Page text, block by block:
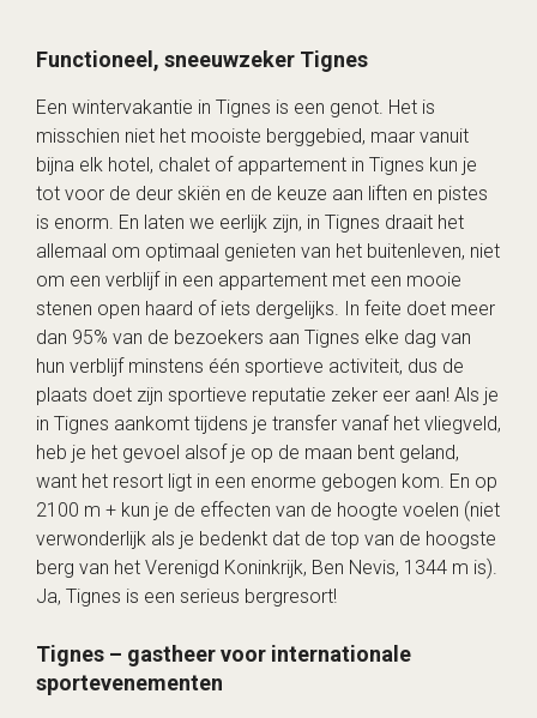
Functioneel, sneeuwzeker Tignes
Een wintervakantie in Tignes is een genot. Het is
misschien niet het mooiste berggebied, maar vanuit
bijna elk hotel, chalet of appartement in Tignes kun je
tot voor de deur skiën en de keuze aan liften en pistes
is enorm. En laten we eerlijk zijn, in Tignes draait het
allemaal om optimaal genieten van het buitenleven, niet
om een verblijf in een appartement met een mooie
stenen open haard of iets dergelijks. In feite doet meer
dan 95% van de bezoekers aan Tignes elke dag van
hun verblijf minstens één sportieve activiteit, dus de
plaats doet zijn sportieve reputatie zeker eer aan! Als je
in Tignes aankomt tijdens je transfer vanaf het vliegveld,
heb je het gevoel alsof je op de maan bent geland,
want het resort ligt in een enorme gebogen kom. En op
2100 m + kun je de effecten van de hoogte voelen (niet
verwonderlijk als je bedenkt dat de top van de hoogste
berg van het Verenigd Koninkrijk, Ben Nevis, 1344 m is).
Ja, Tignes is een serieus bergresort!
Tignes – gastheer voor internationale
sportevenementen